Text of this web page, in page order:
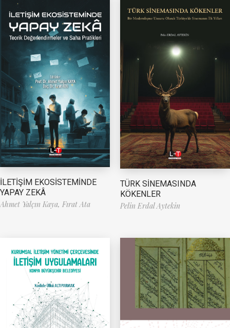
İLETİŞİM EKOSİSTEMİNDE
YAPAY ZEKÂ
Ahmet Yalçın Kaya, Fırat Ata
TÜRK SİNEMASINDA
KÖKENLER
Pelin Erdal Aytekin